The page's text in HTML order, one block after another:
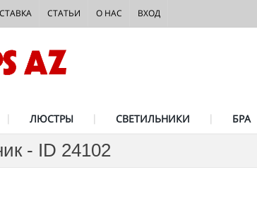
СТАТЬИ О НАС ВХОД
ЛЮСТРЫ СВЕТИЛЬНИКИ БРА
- ID 24102